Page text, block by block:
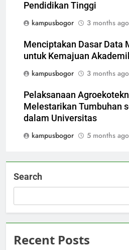
Pendidikan Tinggi
kampusbogor
3 months ago
Menciptakan Dasar Data
untuk Kemajuan
kampusbogor
3 months ago
Pelaksanaan
Melestarikan Tumbuhan
dalam Universitas
kampusbogor
5 months ago
Search
Recent Posts